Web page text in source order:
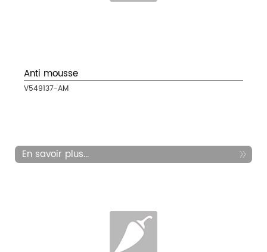
Anti mousse
V549137-AM
En savoir plus...